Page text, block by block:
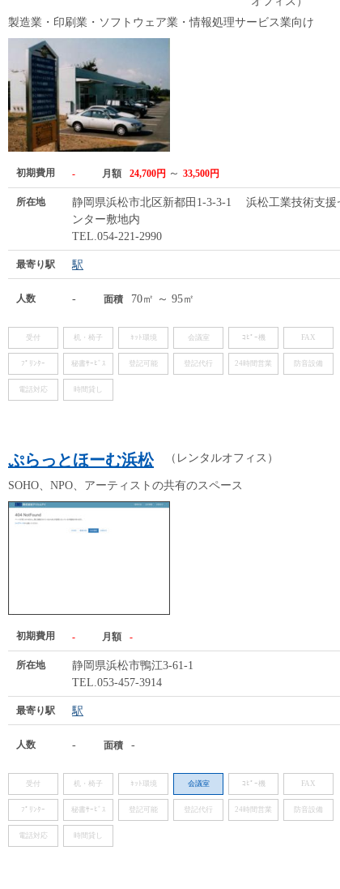
製造業・印刷業・ソフトウェア業・情報処理サービス業向け
初期費用 - 月額 24,700円 ～ 33,500円
所在地
静岡県浜松市北区新都田1-3-3-1 浜松工業技術支援
ンター敷地内
TEL.054-221-2990
最寄り駅 駅
人数 - 面積 70㎡ ～ 95㎡
受付 机・椅子 ﾈｯﾄ環境 会議室 ｺﾋﾟｰ機 FAX
ﾌﾟﾘﾝﾀｰ 秘書ｻｰﾋﾞｽ 登記可能 登記代行 24時間営業 防音設備
電話対応 時間貸し
ぷらっとほーむ浜松 （レンタルオフィス）
SOHO、NPO、アーティストの共有のスペース
初期費用 - 月額 -
所在地
静岡県浜松市鴨江3-61-1
TEL.053-457-3914
最寄り駅 駅
人数 - 面積 -
受付 机・椅子 ﾈｯﾄ環境 会議室 ｺﾋﾟｰ機 FAX
ﾌﾟﾘﾝﾀｰ 秘書ｻｰﾋﾞｽ 登記可能 登記代行 24時間営業 防音設備
電話対応 時間貸し